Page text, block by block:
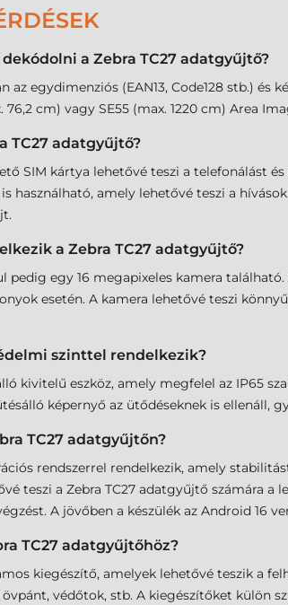
a Zebra TC27 adatgyűjtő?
egydimenziós (EAN13, Code128 stb.) és
76,2 cm) vagy SE55 (max. 1220 cm) Area
TC27 adatgyűjtő?
SIM kártya lehetővé teszi a telefonálást
használható, amely lehetővé teszi a
a Zebra TC27 adatgyűjtő?
pedig egy 16 megapixeles kamera
esetén. A kamera lehetővé teszi
szinttel rendelkezik?
kivitelű eszköz, amely megfelel az IP65
képernyő az ütődéseknek is ellenáll,
TC27 adatgyűjtőn?
rendszerrel rendelkezik, amely
teszi a Zebra TC27 adatgyűjtő számára
A jövőben a készülék az Android 16
TC27 adatgyűjtőhöz?
kiegészítő, amelyek lehetővé teszik a
védőtok, stb. A kiegészítőket külön